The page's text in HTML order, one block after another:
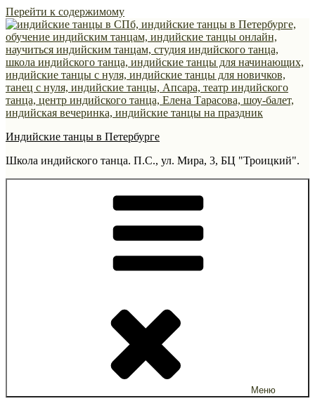
Перейти к содержимому
Индийские танцы в Петербурге
Школа индийского танца. П.С., ул. Мира, 3, БЦ "Троицкий".
Меню